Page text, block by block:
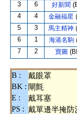
3 6 好新聞
4 4 金融福星
5 3 馬主精神
6 1 海港名駒
7 2 寶圖
B : 戴眼罩
BK : 閘氈
E :
戴耳塞
PS : 戴單邊半掩防